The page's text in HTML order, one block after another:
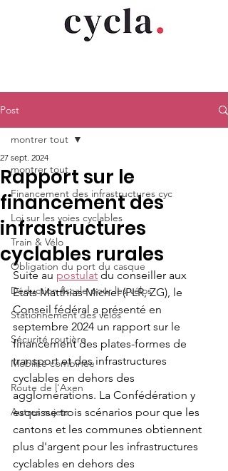
Post
montrer tout
Financement des infrastructures cyc
Loi sur les voies cyclables
Train & Vélo
Obligation du port du casque
Déduction fiscale pour les vélos
Stationnement des vélos
Sécurité routière
Mobilité combinée
Route de l'Axen
Autres sujets
montrer tout
Rapport sur le
financement des
infrastructures
cyclables rurales
27 sept. 2024
Suite au postulat du conseiller aux
Etats Matthias Michel (PLR, ZG), le
Conseil fédéral a présenté en
septembre 2024 un rapport sur le
financement des plates-formes de
transport et des infrastructures
cyclables en dehors des
agglomérations. La Confédération y
esquisse trois scénarios pour que les
cantons et les communes obtiennent
plus d'argent pour les infrastructures
cyclables en dehors des